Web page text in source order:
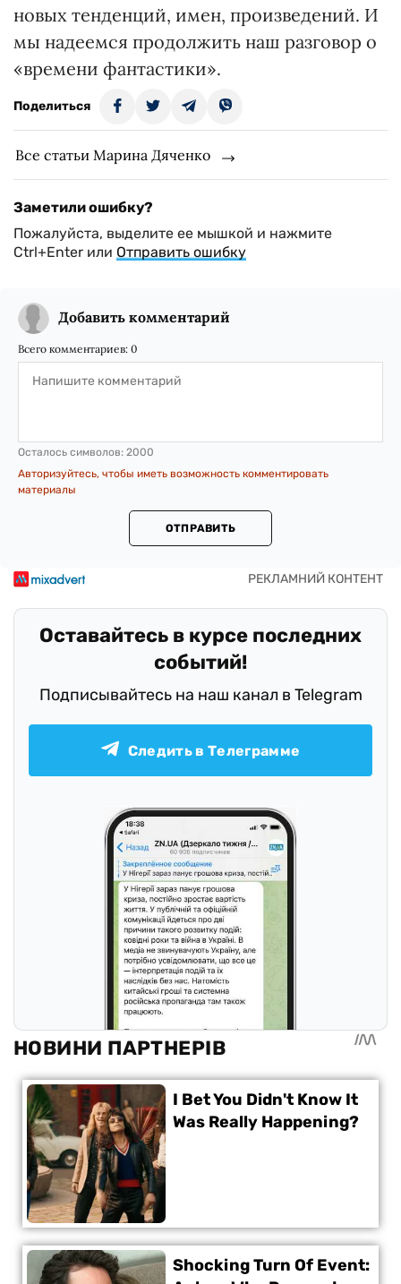
новых тенденций, имен, произведений. И
мы надеемся продолжить наш разговор о
«времени фантастики».
Поделиться
Все статьи Марина Дяченко
Заметили ошибку?
Пожалуйста, выделите ее мышкой и нажмите
Ctrl+Enter или Отправить ошибку
Добавить комментарий
Всего комментариев: 0
Осталось символов: 2000
Авторизуйтесь, чтобы иметь возможность комментировать
материалы
ОТПРАВИТЬ
Оставайтесь в курсе последних
событий!
Подписывайтесь на наш канал в Telegram
Следить в Телеграмме